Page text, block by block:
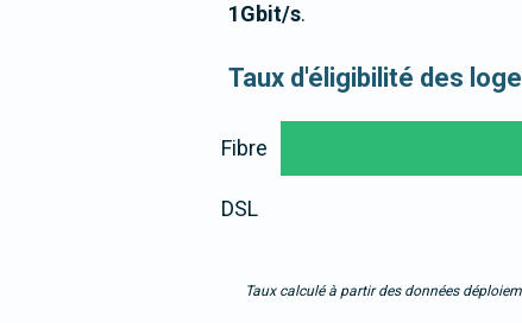
1Gbit/s.
Taux d'éligibilité des
Fibre
DSL
Taux calculé à partir des données